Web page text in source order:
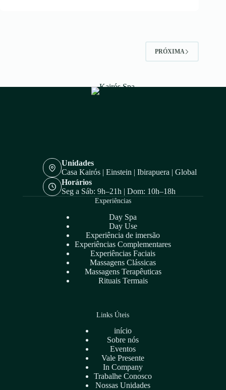
2026
PRÓXIMA
Unidades
Casa Kairós | Einstein | Ibirapuera | Global
Horários
Seg a Sáb: 9h–21h | Dom: 10h–18h
Experiências
Day Spa
Day Use
Experiência de imersão
Experiências Complementares
Experiências Faciais
Massagens Clássicas
Massagens Terapêuticas
Rituais Termais
Links Úteis
início
Sobre nós
Eventos
Vale Presente
In Company
Trabalhe Conosco
Nossas Unidades